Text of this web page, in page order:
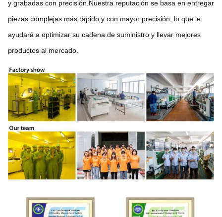
y grabadas con precisión.Nuestra reputación se basa en entregar
piezas complejas más rápido y con mayor precisión, lo que le
ayudará a optimizar su cadena de suministro y llevar mejores
productos al mercado.